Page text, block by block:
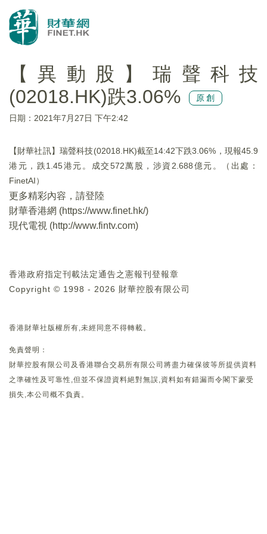
【異動股】瑞聲科技
(02018.HK)跌3.06%
原創
日期：2021年7月27日 下午2:42
【財華社訊】瑞聲科技(02018.HK)截至14:42下跌3.06%，現報45.9
港元，跌1.45港元。成交572萬股，涉資2.688億元。（出處：
FinetAI）
更多精彩內容，請登陸
財華香港網 (https://www.finet.hk/)
現代電視 (http://www.fintv.com)
香港政府指定刊載法定通告之憲報刊登報章
Copyright © 1998 - 2026 財華控股有限公司
香港財華社版權所有,未經同意不得轉載。
免責聲明：
財華控股有限公司及香港聯合交易所有限公司將盡力確保彼等所提供資料
之準確性及可靠性,但並不保證資料絕對無誤,資料如有錯漏而令閣下蒙受
損失,本公司概不負責。